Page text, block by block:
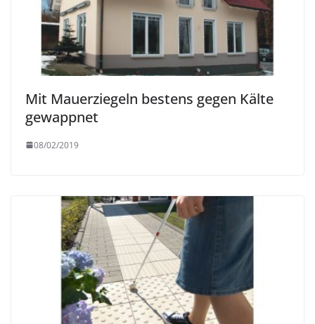
Mit Mauerziegeln bestens gegen Kälte
gewappnet
08/02/2019